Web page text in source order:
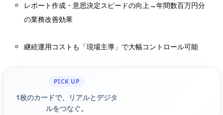
レポート作成・意思決定スピードの向上→年間数百万円分
の業務改善効果
継続運用コストも「現場主導」で大幅コントロール可能
PICK UP
1枚のカードで、リアルとデジタ
ルをつなぐ。